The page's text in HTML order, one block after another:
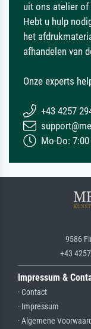
uit ons atelier
Hebt u hulp
het
afhandelen van
Onze experts
+43 4257
Mo-Do:
9586
+43
Impressum &
· Contact
· Impressum
· Algemene